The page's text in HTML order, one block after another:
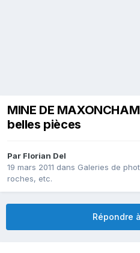
MINE DE
belles pièces
Par Florian Del
19 mars 2011 dans Galeries de
roches, etc.
Répondre